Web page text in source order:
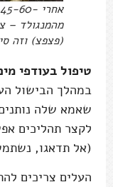
מהמנגולד –
(פצפצ) וזה
טיפול בעודפי
במהלך הבישול
שאמא שלה
לקצר תהליכים
(אל תדאגו,